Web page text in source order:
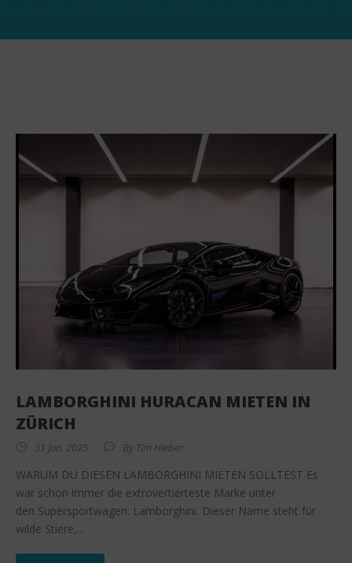
LAMBORGHINI HURACAN MIETEN IN
ZÜRICH
31 Jan. 2025 By Tim Hieber
WARUM DU DIESEN LAMBORGHINI MIETEN SOLLTEST Es
war schon immer die extrovertierteste Marke unter
den Supersportwagen: Lamborghini. Dieser Name steht für
wilde Stiere,...